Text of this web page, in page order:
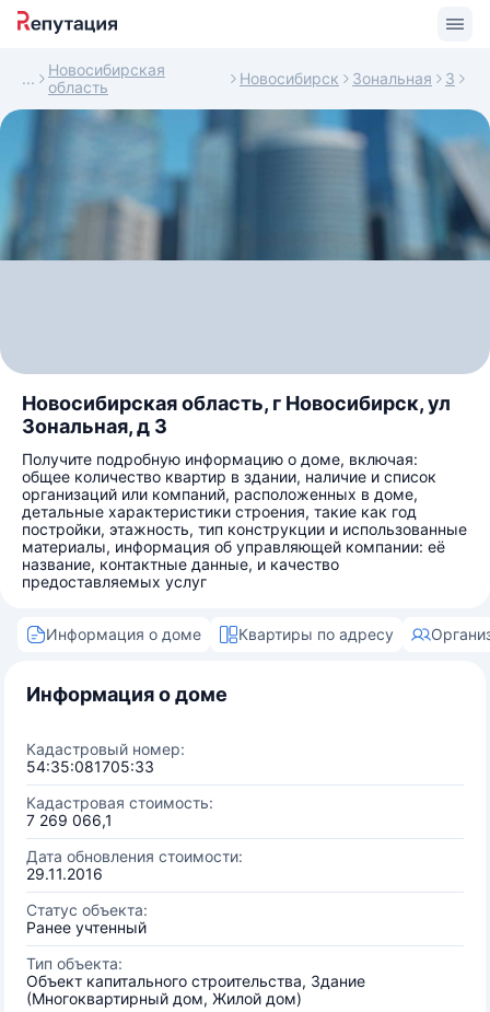
Новосибирская
область
Новосибирск Зональная 3
Новосибирская область, г Новосибирск, ул
Зональная, д 3
Получите подробную информацию о доме, включая:
общее количество квартир в здании, наличие и список
организаций или компаний, расположенных в доме,
детальные характеристики строения, такие как год
постройки, этажность, тип конструкции и использованные
материалы, информация об управляющей компании: её
название, контактные данные, и качество
предоставляемых услуг
Информация о доме Квартиры по адресу
Информация о доме
Кадастровый номер:
54:35:081705:33
Кадастровая стоимость:
7 269 066,1
Дата обновления стоимости:
29.11.2016
Статус объекта:
Ранее учтенный
Тип объекта:
Объект капитального строительства, Здание
(Многоквартирный дом, Жилой дом)